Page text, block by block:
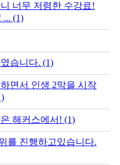
너무 저렴한 수강료!
... (1)
습니다. (1)
면서 인생 2막을 시작
해커스에서! (1)
를 진행하고있습니다.